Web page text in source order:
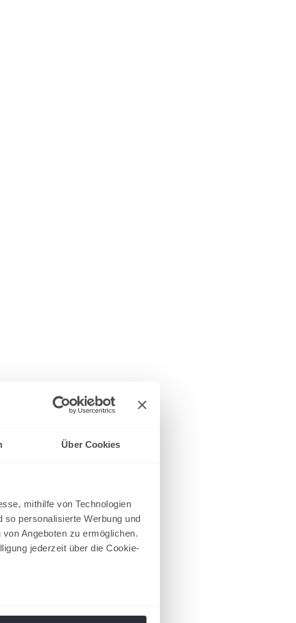
Über Cookies
mithilfe von Technologien
personalisierte Werbung und
Angeboten zu ermöglichen.
jederzeit über die Cookie-